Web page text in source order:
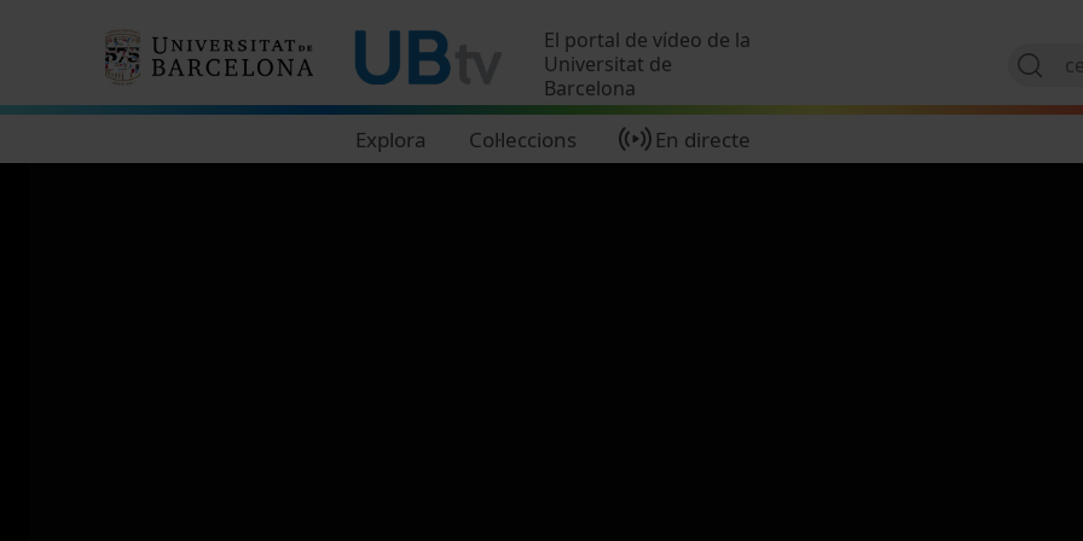
El portal de vídeo de la
Universitat de
Barcelona
Explora Col·leccions En directe